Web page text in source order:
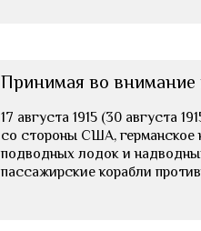
Принимая во
17 августа 1915 (30 августа
со стороны США, германское
подводных лодок и
пассажирские корабли